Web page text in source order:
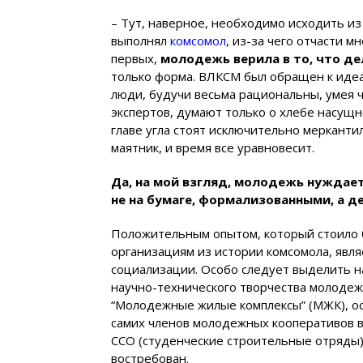
– Тут, наверное, необходимо исходить
выполнял комсомол, из-за чего отчасти
первых, молодежь верила в то, что
только форма. ВЛКСМ был обращен к
люди, будучи весьма рациональны, умея
экспертов, думают только о хлебе
главе угла стоят исключительно
маятник, и время все уравновесит.
Да, на мой взгляд, молодежь
не на бумаге, формализованными, а
Положительным опытом, который
организациям из истории комсомола,
социализации. Особо следует выделить
научно-технического творчества
“Молодежные жилые комплексы” (МЖК),
самих членов молодежных кооперативов
ССО (студенческие строительные
востребован.